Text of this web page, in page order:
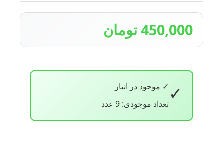
450,000 تومان
✓ ✓ موجود در انبار
تعداد موجودی: 9 عدد